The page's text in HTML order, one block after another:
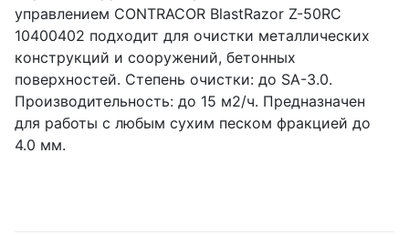
управлением CONTRACOR BlastRazor Z-50RC
10400402 подходит для очистки металлических
конструкций и сооружений, бетонных
поверхностей. Степень очистки: до SA-3.0.
Производительность: до 15 м2/ч. Предназначен
для работы с любым сухим песком фракцией до
4.0 мм.